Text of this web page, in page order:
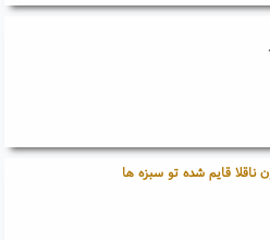
ناقلا قایم شده تو سبزه ها